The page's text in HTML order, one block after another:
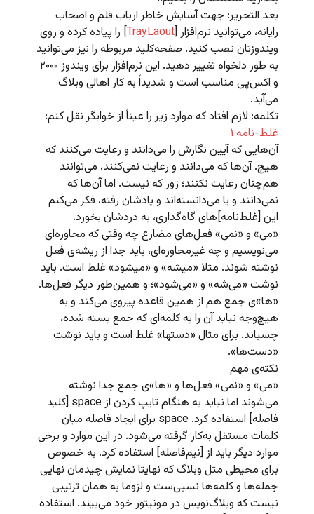
بعد التحریر: جهت آسایش خاطر ارباب قلم و اصحاب
رایانه، می‌توانید نرم‌افزار [TrayLaout] را پیاده کرده و روی
ویندوزتان نصب کنید. صفحه‌کلید مربوطه را نیز می‌توانید
به طور دلخواه تغییر دهید. این نرم‌افزار برای ویندوز ۲۰۰۰
و اکس‌پی مناسب است و شدیداً به کار اهالی وبلاگ
می‌آید.
تکلمه: لازم افتاد که موارد زیر را عیناً از خوابگر نقل کنم:
غلط‌-نامه‌ ۱
آن‌هایی که آیین نگارش را می‌دانند و رعایت می‌‌کنند که
هیچ. آن‌ها که می‌دانند و رعایت نمی‌کنند، می‌توانند
هم‌چنان رعایت نکنند؛ زور که نیست. اما آن‌ها که
نمی‌دانند و یا می‌دانسته‌اند و یادشان رفته، فکر می‌کنم
این [غلط‌نامه]‌های گاه‌گداری، به دردشان بخورد.
«می» و «نمی» فعل‌های مضارع چه وقتی که محاوره‌ای
می‌نویسیم و چه غیرمحاوره‌ای، باید جدا از ریشه‌ی فعل
نوشته شوند. مثلا «میشه» و «میشود» غلط است. باید
نوشت «می‌شه» و «می‌شود»؛ و همین‌طور دیگر فعل‌ها.
«ها»ی جمع هم از همین قاعده پیروی می‌کند و به
هیچ‌وجه نباید آن را به کلمه‌ای که جمع بسته شده،
چسباند. برای مثال «دستها» غلط است و باید نوشت
«دست‌ها».‌
نکته‌ی مهم
«می» و «نمی» فعل‌ها و «ها»ی جمع جدا نوشته
می‌شوند اما نباید به هنگام تایپ کردن از space [کلید
فاصله] استفاده کرد. space برای ایجاد فاصله میان
کلمات مستقل به‌کار گرفته می‌شود. در این موارد و برخی
موارد دیگر باید از [نیم‌فاصله] استفاده کرد. به خصوص
برای محیطی مثل وبلاگ که نهایتا نمایش چیدمان نهایی
جمله‌ها و کلمه‌ها نسبی‌ست و لزوما به همان ترتیبی
نیست که وبلاگ‌نویس در مونیتور خود می‌بیند. استفاده